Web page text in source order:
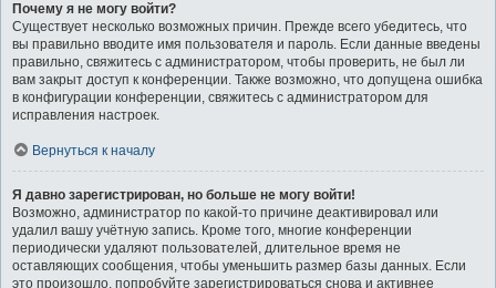
Почему я не могу войти?
Существует несколько возможных причин. Прежде всего убедитесь, что
вы правильно вводите имя пользователя и пароль. Если данные введены
правильно, свяжитесь с администратором, чтобы проверить, не был ли
вам закрыт доступ к конференции. Также возможно, что допущена ошибка
в конфигурации конференции, свяжитесь с администратором для
исправления настроек.
Вернуться к началу
Я давно зарегистрирован, но больше не могу войти!
Возможно, администратор по какой-то причине деактивировал или
удалил вашу учётную запись. Кроме того, многие конференции
периодически удаляют пользователей, длительное время не
оставляющих сообщения, чтобы уменьшить размер базы данных. Если
это произошло, попробуйте зарегистрироваться снова и активнее